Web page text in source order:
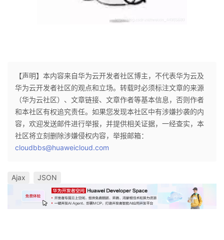
【声明】本内容来自华为云开发者社区博主，不代表华为云及
华为云开发者社区的观点和立场。转载时必须标注文章的来源
（华为云社区）、文章链接、文章作者等基本信息，否则作者
和本社区有权追究责任。如果您发现本社区中有涉嫌抄袭的内
容，欢迎发送邮件进行举报，并提供相关证据，一经查实，本
社区将立刻删除涉嫌侵权内容，举报邮箱：
cloudbbs@huaweicloud.com
Ajax JSON